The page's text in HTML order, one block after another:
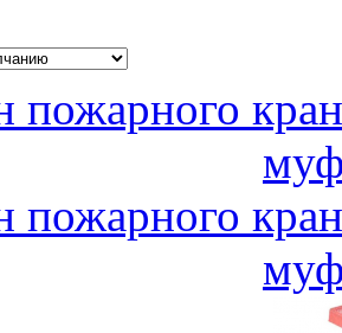
пожарного
пожарного